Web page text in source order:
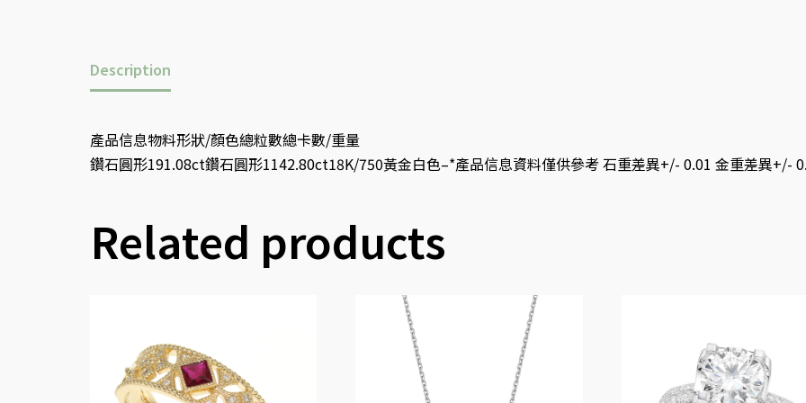
Description
產品信息物料形狀/顏色總粒數總卡數/重量
鑽石圓形191.08ct鑽石圓形1142.80ct18K/750黃金白色–*產品信息資料僅供參考 石重差異+/- 0.01 金重差異+/-
Related products